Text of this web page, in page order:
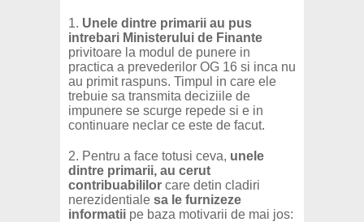
1. Unele dintre primarii au pus
intrebari Ministerului de Finante
privitoare la modul de punere in
practica a prevederilor OG 16 si inca nu
au primit raspuns. Timpul in care ele
trebuie sa transmita deciziile de
impunere se scurge repede si e in
continuare neclar ce este de facut.
2. Pentru a face totusi ceva, unele
dintre primarii, au cerut
contribuabililor care detin cladiri
nerezidentiale sa le furnizeze
informatii pe baza motivarii de mai jos: